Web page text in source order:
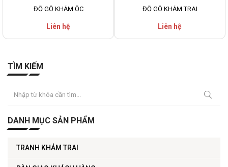
ĐỒ GỖ KHẢM ỐC
Liên hệ
ĐỒ GỖ KHẢM TRAI
Liên hệ
TÌM KIẾM
DANH MỤC SẢN PHẨM
TRANH KHẢM TRAI